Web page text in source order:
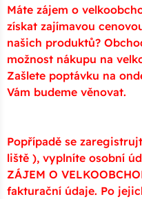
Máte zájem o
získat zajímavou
našich produktů?
možnost nákupu na
Zašlete poptávku na
Vám budeme věnovat.
Popřípadě se
liště ), vyplníte osobní
ZÁJEM O
fakturační údaje. Po